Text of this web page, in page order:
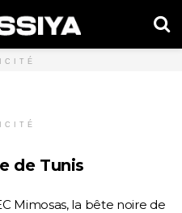
de Tunis
Mimosas, la bête noire de